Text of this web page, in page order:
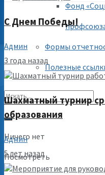
Фонд
Формы
Полезные
Ничего нет
Посмотреть
С Днем Победы!
Админ
3 года назад
Шахматный турнир
образования
Админ
5 лет назад